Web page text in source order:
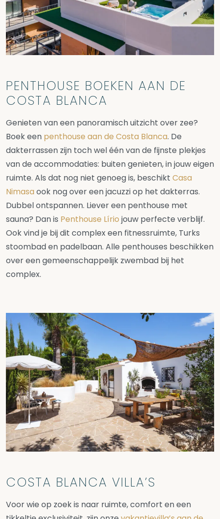
PENTHOUSE BOEKEN AAN DE
COSTA BLANCA
Genieten van een panoramisch uitzicht over zee?
Boek een penthouse aan de Costa Blanca. De
dakterrassen zijn toch wel één van de fijnste plekjes
van de accommodaties: buiten genieten, in jouw eigen
ruimte. Als dat nog niet genoeg is, beschikt Casa
Nimasa ook nog over een jacuzzi op het dakterras.
Dubbel ontspannen. Liever een penthouse met
sauna? Dan is Penthouse Lírio jouw perfecte verblijf.
Ook vind je bij dit complex een fitnessruimte, Turks
stoombad en padelbaan. Alle penthouses beschikken
over een gemeenschappelijk zwembad bij het
complex.
COSTA BLANCA VILLA’S
Voor wie op zoek is naar ruimte, comfort en een